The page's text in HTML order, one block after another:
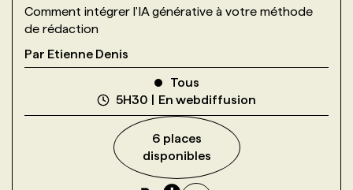
Comment intégrer l'IA générative à votre méthode
de rédaction
Par Etienne Denis
Tous
5H30
En webdiffusion
6 places
disponibles